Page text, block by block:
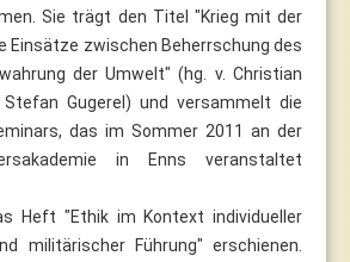
Sie trägt den Titel "Krieg mit der
Einsätze zwischen Beherrschung des
der Umwelt" (hg. v. Christian
Stefan Gugerel) und versammelt die
das im Sommer 2011 an der
in Enns veranstaltet
Heft "Ethik im Kontext individueller
militärischer Führung" erschienen.